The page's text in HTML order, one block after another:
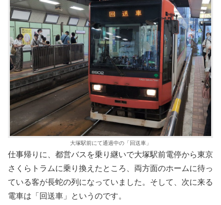
大塚駅前にて通過中の「回送車」
仕事帰りに、都営バスを乗り継いで大塚駅前電停から東京
さくらトラムに乗り換えたところ、両方面のホームに待っ
ている客が長蛇の列になっていました。そして、次に来る
電車は「回送車」というのです。